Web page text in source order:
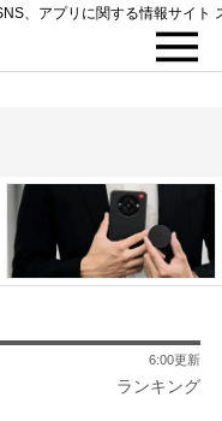
、アプリに関する情報サイト
ランキング
6:00更新